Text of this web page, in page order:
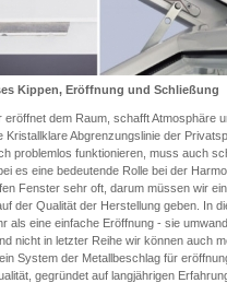
Kippen, Eröffnung und Schließung
eröffnet dem Raum, schafft Atmosphäre
Kristallklare Abgrenzungslinie der
problemlos funktionieren, muss auch
es eine bedeutende Rolle bei der
Fenster sehr oft, darum müssen wir
der Qualität der Herstellung geben. In
als eine einfache Eröffnung - sie
nicht in letzter Reihe wir können auch
System der Metallbeschlag für
gegründet auf langjährigen